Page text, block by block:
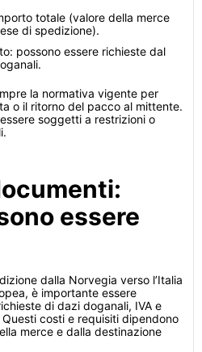
totale (valore della merce
di spedizione).
possono essere richieste dal
la normativa vigente per
o il ritorno del pacco al mittente.
soggetti a restrizioni o
essere
dalla Norvegia verso l’Italia
è importante essere
di dazi doganali, IVA e
costi e requisiti dipendono
merce e dalla destinazione